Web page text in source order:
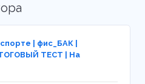
| фис_БАК |
ТЕСТ | На